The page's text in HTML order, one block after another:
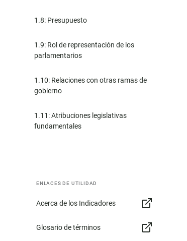
1.8: Presupuesto
1.9: Rol de representación de los
parlamentarios
1.10: Relaciones con otras ramas de
gobierno
1.11: Atribuciones legislativas
fundamentales
ENLACES DE UTILIDAD
Acerca de los Indicadores
Glosario de términos